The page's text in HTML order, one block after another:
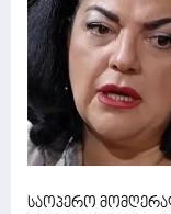
საოპერო